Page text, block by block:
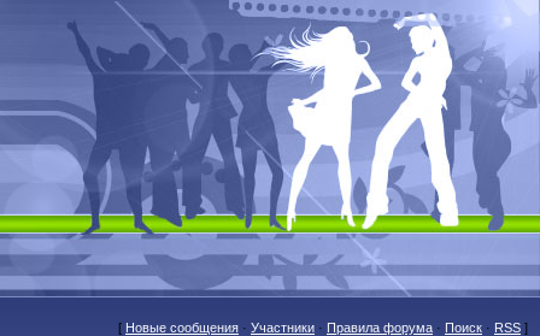
[ Новые сообщения · Участники · Правила форума · Поиск · RSS ]